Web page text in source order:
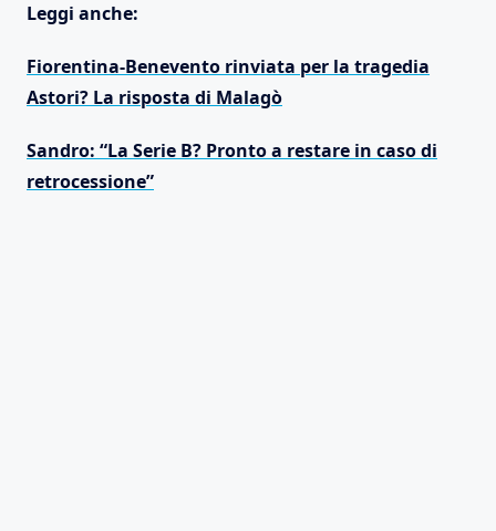
Leggi anche:
Fiorentina-Benevento rinviata per la tragedia
Astori? La risposta di Malagò
Sandro: “La Serie B? Pronto a restare in caso di
retrocessione”